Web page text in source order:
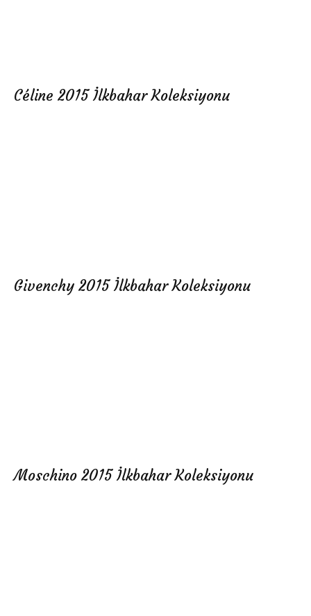
Céline 2015 İlkbahar Koleksiyonu
Givenchy 2015 İlkbahar Koleksiyonu
Moschino 2015 İlkbahar Koleksiyonu